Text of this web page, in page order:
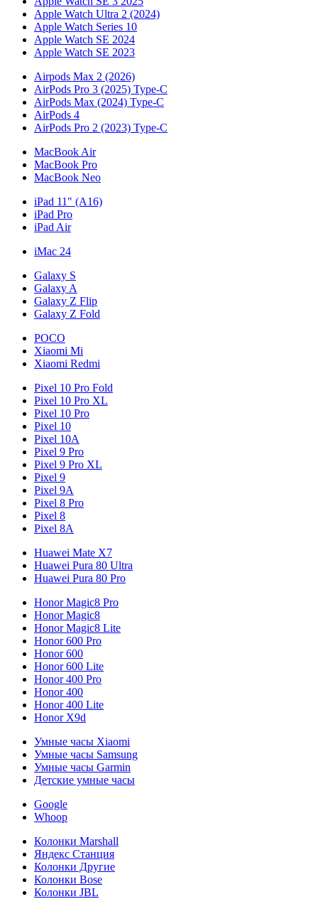
Apple Watch Ultra 2 (2024)
Apple Watch Series 10
Apple Watch SE 2024
Apple Watch SE 2023
Airpods Max 2 (2026)
AirPods Pro 3 (2025) Type-C
AirPods Max (2024) Type-C
AirPods 4
AirPods Pro 2 (2023) Type-C
MacBook Air
MacBook Pro
MacBook Neo
iPad 11" (A16)
iPad Pro
iPad Air
iMac 24
Galaxy S
Galaxy A
Galaxy Z Flip
Galaxy Z Fold
POCO
Xiaomi Mi
Xiaomi Redmi
Pixel 10 Pro Fold
Pixel 10 Pro XL
Pixel 10 Pro
Pixel 10
Pixel 10A
Pixel 9 Pro
Pixel 9 Pro XL
Pixel 9
Pixel 9A
Pixel 8 Pro
Pixel 8
Pixel 8A
Huawei Mate X7
Huawei Pura 80 Ultra
Huawei Pura 80 Pro
Honor Magic8 Pro
Honor Magic8
Honor Magic8 Lite
Honor 600 Pro
Honor 600
Honor 600 Lite
Honor 400 Pro
Honor 400
Honor 400 Lite
Honor X9d
Умные часы Xiaomi
Умные часы Samsung
Умные часы Garmin
Детские умные часы
Google
Whoop
Колонки Marshall
Яндекс Станция
Колонки Другие
Колонки Bose
Колонки JBL